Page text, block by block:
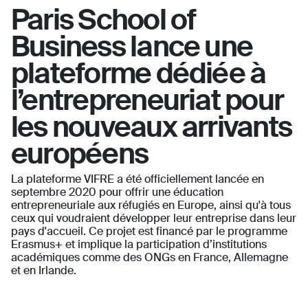
Paris School of
Business lance une
plateforme dédiée à
l’entrepreneuriat pour
les nouveaux arrivants
européens
La plateforme VIFRE a été officiellement lancée en
septembre 2020 pour offrir une éducation
entrepreneuriale aux réfugiés en Europe, ainsi qu'à tous
ceux qui voudraient développer leur entreprise dans leur
pays d'accueil. Ce projet est financé par le programme
Erasmus+ et implique la participation d’institutions
académiques comme des ONGs en France, Allemagne
et en Irlande.